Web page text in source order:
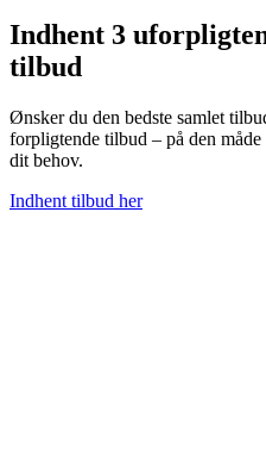
Indhent 3
tilbud
Ønsker du den bedste samlet
forpligtende tilbud – på den
dit behov.
Indhent tilbud her